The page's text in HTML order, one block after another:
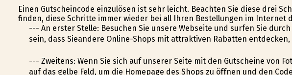
Einen Gutscheincode einzulösen ist sehr leicht. Beachten Sie diese drei
finden, diese Schritte immer wieder bei all Ihren Bestellungen im Internet
--- An erster Stelle: Besuchen Sie unsere Webseite und surfen Sie
sein, dass Sieandere Online-Shops mit attraktiven Rabatten
--- Zweitens: Wenn Sie sich auf unserer Seite mit den Gutscheine von
auf das gelbe Feld, um die Homepage des Shops zu öffnen und den